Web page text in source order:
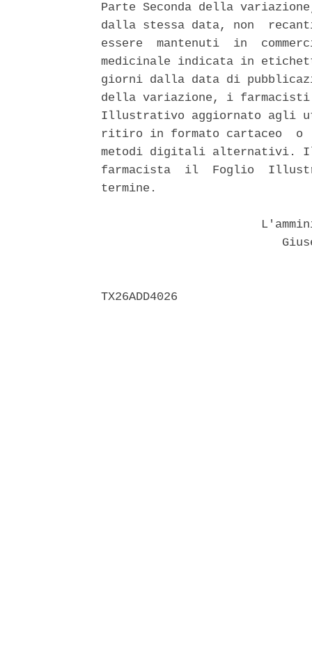
Parte Seconda della
dalla stessa data, non
essere  mantenuti  in
medicinale indicata in
giorni dalla data di
della variazione, i
Illustrativo aggiornato agli
ritiro in formato cartaceo
metodi digitali alternativi.
farmacista  il  Foglio
termine.